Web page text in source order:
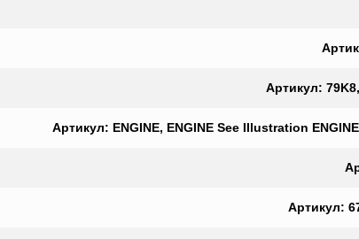
Артикул:
Артикул: ENGINE, ENGINE See Illustration
Артикул: